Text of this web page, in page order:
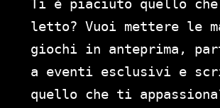
Ti è piaciuto quello
letto? Vuoi mettere le
giochi in anteprima,
a eventi esclusivi e
quello che ti